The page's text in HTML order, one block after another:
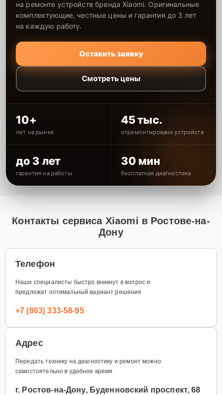
на ремонте устройств бренда Xiaomi. Оригинальные
комплектующие, честные цены и гарантия до 3 лет
на каждую работу.
Оставить заявку
Смотреть цены
10+
лет на рынке
45 тыс.
отремонтировано устройств
до 3 лет
гарантия на работы
30 мин
бесплатная диагностика
Контакты сервиса Xiaomi в Ростове-на-
Дону
Телефон
Наши специалисты быстро вникнут в вопрос и
предложат оптимальный вариант решения
+7 (863) 333-58-95
Адрес
Передать технику на диагностику и ремонт можно
самостоятельно в удобное время
г. Ростов-на-Дону, Буденновский проспект, 68